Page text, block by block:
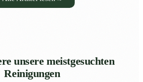
unsere meistgesuchten
Reinigungen